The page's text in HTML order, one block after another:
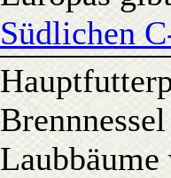
Südlichen